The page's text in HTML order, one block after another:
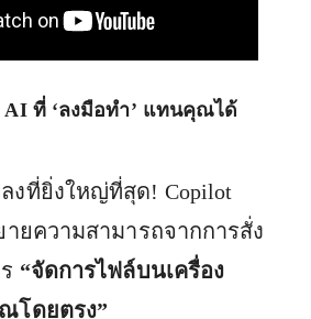
ที่ ‘ลงมือทำ’ แทนคุณได้
งที่ยิ่งใหญ่ที่สุด! Copilot
ายความสามารถจากการสั่ง
“จัดการไฟล์บนเครื่อง
โดยตรง”